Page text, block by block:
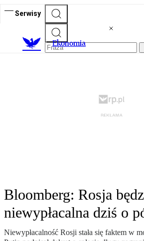
Serwisy
Ekonomia
Bloomberg: Rosja
niewypłacalna dziś o
Niewypłacalność Rosji stała się faktem w